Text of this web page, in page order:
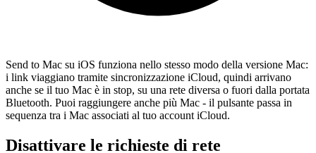
Send to Mac su iOS funziona nello stesso modo della versione Mac:
i link viaggiano tramite sincronizzazione iCloud, quindi arrivano
anche se il tuo Mac è in stop, su una rete diversa o fuori dalla portata
Bluetooth. Puoi raggiungere anche più Mac - il pulsante passa in
sequenza tra i Mac associati al tuo account iCloud.
Disattivare le richieste di rete